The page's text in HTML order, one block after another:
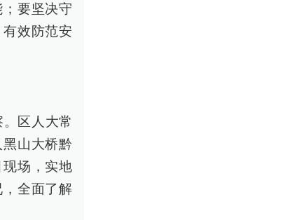
要坚决守
效防范安
区人大常
山大桥黔
场，实地
全面了解